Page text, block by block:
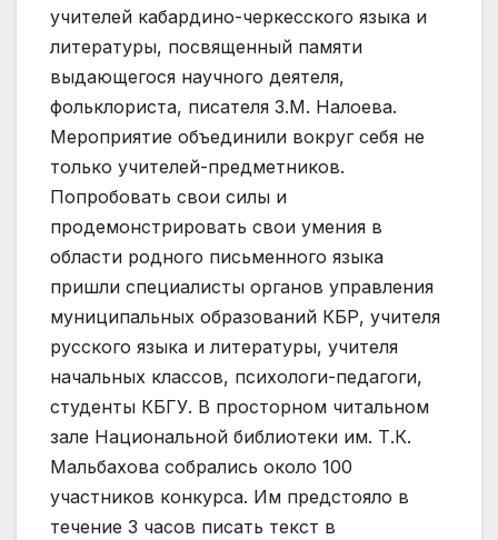
учителей кабардино-черкесского языка и
литературы, посвященный памяти
выдающегося научного деятеля,
фольклориста, писателя З.М. Налоева.
Мероприятие объединили вокруг себя не
только учителей-предметников.
Попробовать свои силы и
продемонстрировать свои умения в
области родного письменного языка
пришли специалисты органов управления
муниципальных образований КБР, учителя
русского языка и литературы, учителя
начальных классов, психологи-педагоги,
студенты КБГУ. В просторном читальном
зале Национальной библиотеки им. Т.К.
Мальбахова собрались около 100
участников конкурса. Им предстояло в
течение 3 часов писать текст в